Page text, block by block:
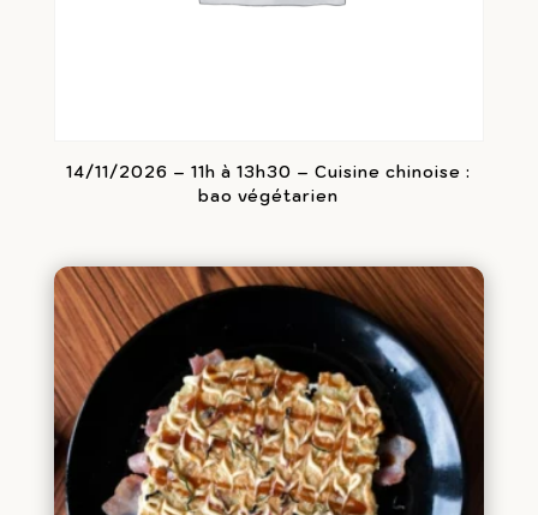
14/11/2026 – 11h à 13h30 – Cuisine chinoise :
bao végétarien